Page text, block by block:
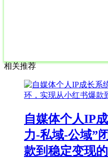
相关推荐
自媒体个人IP
力-私域-公域”
款到稳定变现